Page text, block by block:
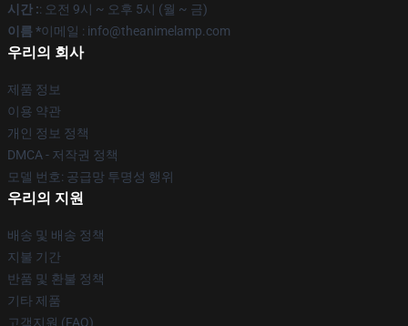
시간 :: 오전 9시 ~ 오후 5시 (월 ~ 금)
이름 *이메일 : info@theanimelamp.com
우리의 회사
제품 정보
이용 약관
개인 정보 정책
DMCA - 저작권 정책
모델 번호: 공급망 투명성 행위
우리의 지원
배송 및 배송 정책
지불 기간
반품 및 환불 정책
기타 제품
고객지원 (FAQ)